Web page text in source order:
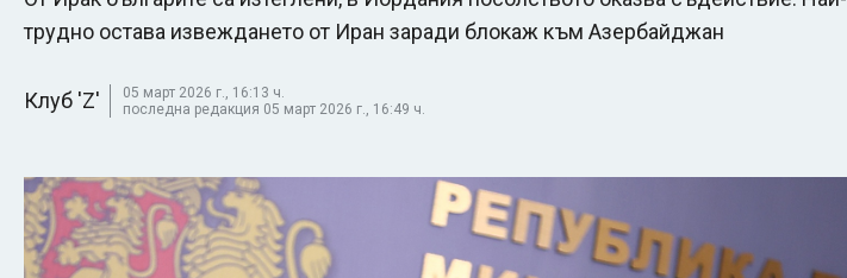
трудно остава извеждането от Иран заради блокаж към Азербайджан
Клуб 'Z'
05 март 2026 г., 16:13 ч.
последна редакция 05 март 2026 г., 16:49 ч.